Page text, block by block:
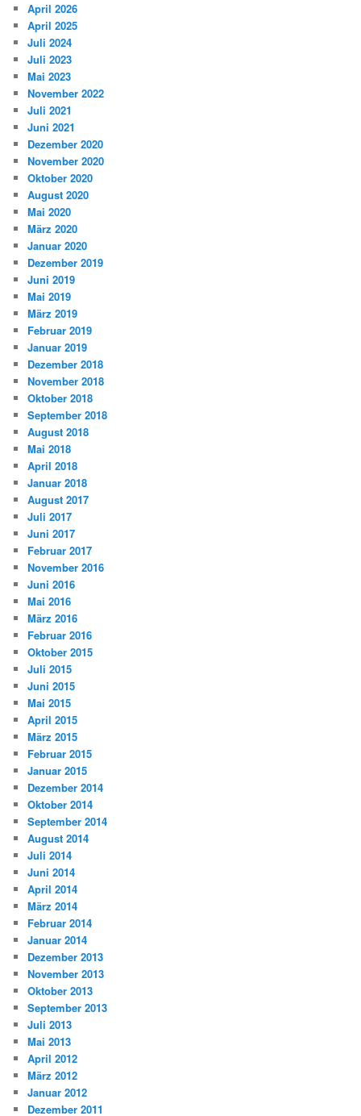
April 2026
April 2025
Juli 2024
Juli 2023
Mai 2023
November 2022
Juli 2021
Juni 2021
Dezember 2020
November 2020
Oktober 2020
August 2020
Mai 2020
März 2020
Januar 2020
Dezember 2019
Juni 2019
Mai 2019
März 2019
Februar 2019
Januar 2019
Dezember 2018
November 2018
Oktober 2018
September 2018
August 2018
Mai 2018
April 2018
Januar 2018
August 2017
Juli 2017
Juni 2017
Februar 2017
November 2016
Juni 2016
Mai 2016
März 2016
Februar 2016
Oktober 2015
Juli 2015
Juni 2015
Mai 2015
April 2015
März 2015
Februar 2015
Januar 2015
Dezember 2014
Oktober 2014
September 2014
August 2014
Juli 2014
Juni 2014
April 2014
März 2014
Februar 2014
Januar 2014
Dezember 2013
November 2013
Oktober 2013
September 2013
Juli 2013
Mai 2013
April 2012
März 2012
Januar 2012
Dezember 2011